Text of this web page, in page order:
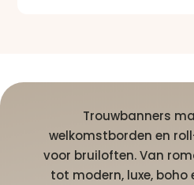
Trouwbanners
welkomstborden en
voor bruiloften. Van
tot modern, luxe, boho